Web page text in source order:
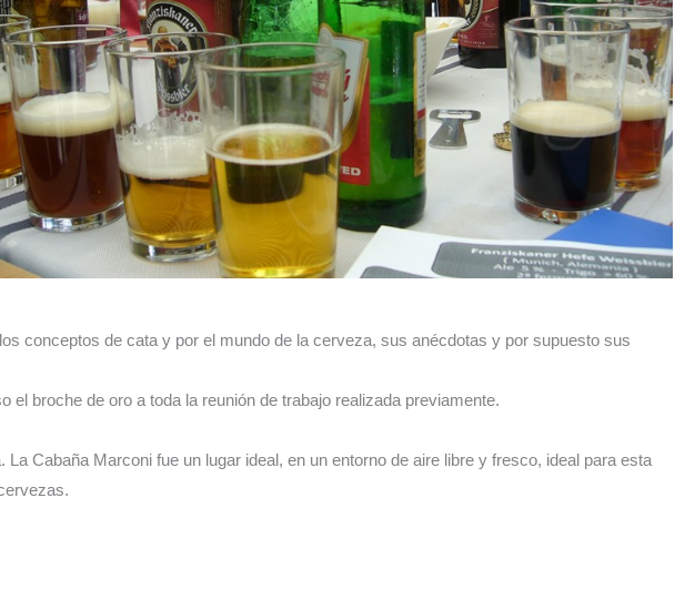
conceptos de cata y por el mundo de la cerveza, sus anécdotas y por supuesto sus
broche de oro a toda la reunión de trabajo realizada previamente.
Cabaña Marconi fue un lugar ideal, en un entorno de aire libre y fresco, ideal para esta